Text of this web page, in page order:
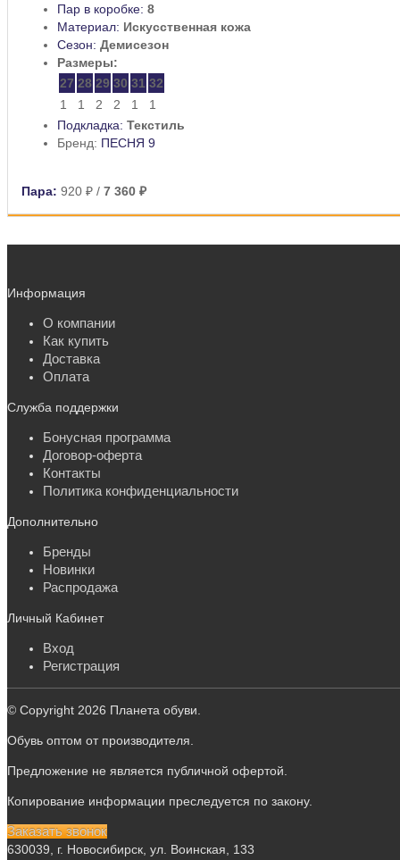
Пар в коробке: 8
Материал: Искусственная кожа
Сезон: Демисезон
Размеры:
27 28 29 30 31 32
1
1 2 2 1
1
Подкладка: Текстиль
Бренд: ПЕСНЯ 9
Пара: 920 ₽ / 7 360 ₽
Информация
О компании
Как купить
Доставка
Оплата
Служба поддержки
Бонусная программа
Договор-оферта
Контакты
Политика конфиденциальности
Дополнительно
Бренды
Новинки
Распродажа
Личный Кабинет
Вход
Регистрация
© Copyright 2026 Планета обуви.
Обувь оптом от производителя.
Предложение не является публичной офертой.
Копирование информации преследуется по закону.
Заказать звонок
630039, г. Новосибирск, ул. Воинская, 133